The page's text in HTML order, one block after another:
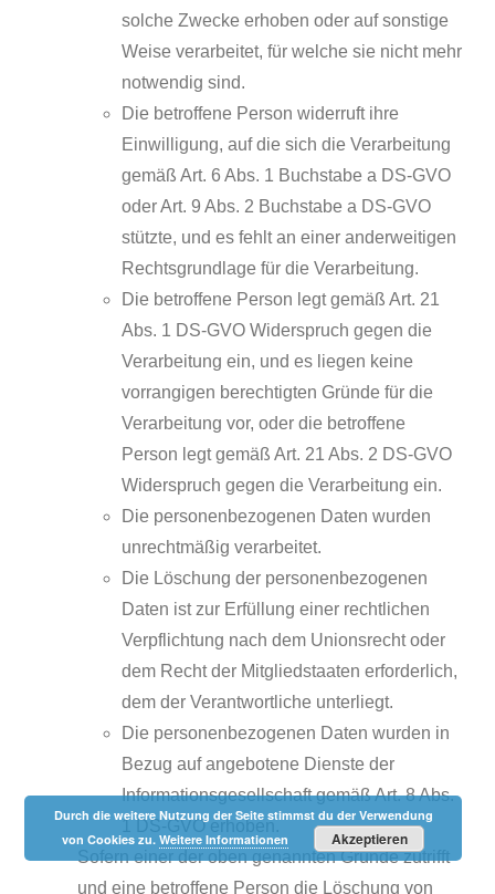
solche Zwecke erhoben oder auf sonstige
Weise verarbeitet, für welche sie nicht mehr
notwendig sind.
Die betroffene Person widerruft ihre
Einwilligung, auf die sich die Verarbeitung
gemäß Art. 6 Abs. 1 Buchstabe a DS-GVO
oder Art. 9 Abs. 2 Buchstabe a DS-GVO
stützte, und es fehlt an einer anderweitigen
Rechtsgrundlage für die Verarbeitung.
Die betroffene Person legt gemäß Art. 21
Abs. 1 DS-GVO Widerspruch gegen die
Verarbeitung ein, und es liegen keine
vorrangigen berechtigten Gründe für die
Verarbeitung vor, oder die betroffene
Person legt gemäß Art. 21 Abs. 2 DS-GVO
Widerspruch gegen die Verarbeitung ein.
Die personenbezogenen Daten wurden
unrechtmäßig verarbeitet.
Die Löschung der personenbezogenen
Daten ist zur Erfüllung einer rechtlichen
Verpflichtung nach dem Unionsrecht oder
dem Recht der Mitgliedstaaten erforderlich,
dem der Verantwortliche unterliegt.
Die personenbezogenen Daten wurden in
Bezug auf angebotene Dienste der
Informationsgesellschaft gemäß Art. 8 Abs.
1 DS-GVO erhoben.
Sofern einer der oben genannten Gründe zutrifft
und eine betroffene Person die Löschung von
Durch die weitere Nutzung der Seite stimmst du der Verwendung
von Cookies zu.Weitere Informationen Akzeptieren